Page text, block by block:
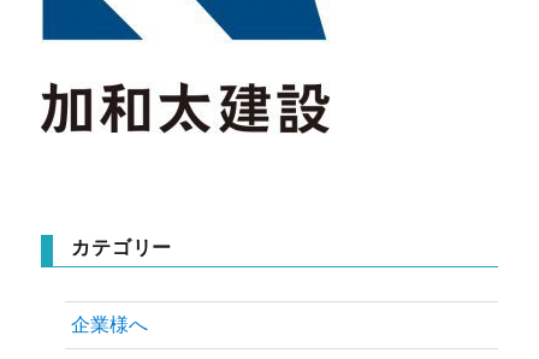
カテゴリー
企業様へ